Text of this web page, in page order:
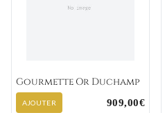
Gourmette Or Duchamp
AJOUTER 909,00€